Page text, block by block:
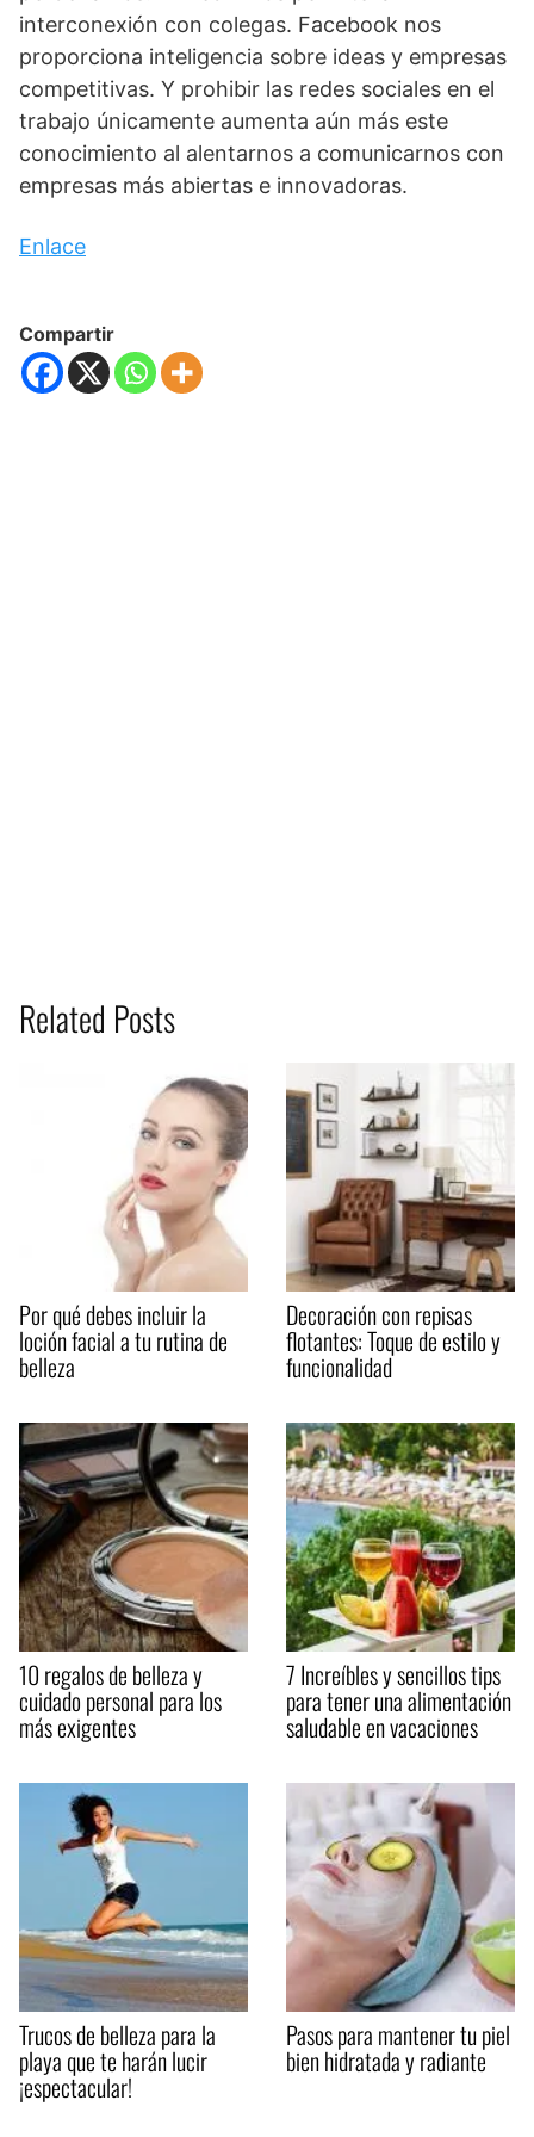
interconexión con colegas. Facebook nos
proporciona inteligencia sobre ideas y empresas
competitivas. Y prohibir las redes sociales en el
trabajo únicamente aumenta aún más este
conocimiento al alentarnos a comunicarnos con
empresas más abiertas e innovadoras.
Enlace
Compartir
Related Posts
Por qué debes incluir la
loción facial a tu rutina de
belleza
Decoración con repisas
flotantes: Toque de estilo y
funcionalidad
10 regalos de belleza y
cuidado personal para los
más exigentes
7 Increíbles y sencillos tips
para tener una alimentación
saludable en vacaciones
Trucos de belleza para la
playa que te harán lucir
¡espectacular!
Pasos para mantener tu piel
bien hidratada y radiante